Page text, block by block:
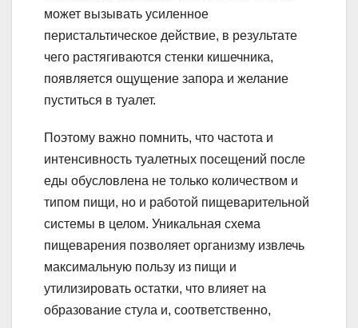
может вызывать усиленное
перистальтическое действие, в результате
чего растягиваются стенки кишечника,
появляется ощущение запора и желание
пуститься в туалет.
Поэтому важно помнить, что частота и
интенсивность туалетных посещений после
еды обусловлена не только количеством и
типом пищи, но и работой пищеварительной
системы в целом. Уникальная схема
пищеварения позволяет организму извлечь
максимальную пользу из пищи и
утилизировать остатки, что влияет на
образование стула и, соответственно,